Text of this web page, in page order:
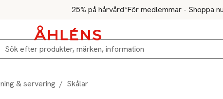
25% på hårvård*För medlemmar - Shoppa nu
& servering / Skålar